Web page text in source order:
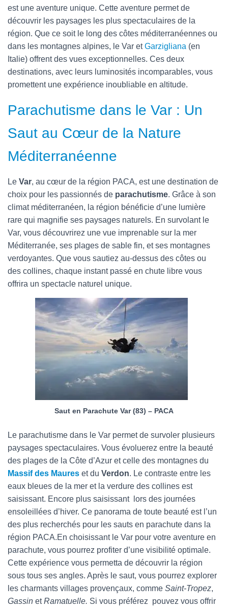
est une aventure unique. Cette aventure permet de
découvrir les paysages les plus spectaculaires de la
région. Que ce soit le long des côtes méditerranéennes ou
dans les montagnes alpines, le Var etGarzigliana (en
Italie) offrent des vues exceptionnelles. Ces deux
destinations, avec leurs luminosités incomparables, vous
promettent une expérience inoubliable en altitude.
Parachutisme dans le Var : Un
Saut au Cœur de la Nature
Méditerranéenne
Le Var, au cœur de la région PACA, est une destination de
choix pour les passionnés de parachutisme. Grâce à son
climat méditerranéen, la région bénéficie d’une lumière
rare qui magnifie ses paysages naturels. En survolant le
Var, vous découvrirez une vue imprenable sur la mer
Méditerranée, ses plages de sable fin, et ses montagnes
verdoyantes. Que vous sautiez au-dessus des côtes ou
des collines, chaque instant passé en chute libre vous
offrira un spectacle naturel unique.
Saut en Parachute Var (83) – PACA
Le parachutisme dans le Var permet de survoler plusieurs
paysages spectaculaires. Vous évoluerez entre la beauté
des plages de la Côte d’Azur et celle des montagnes du
Massif des Maures et du Verdon. Le contraste entre les
eaux bleues de la mer et la verdure des collines est
saisissant. Encore plus saisissant lors des journées
ensoleillées d’hiver. Ce panorama de toute beauté est l’un
des plus recherchés pour les sauts en parachute dans la
région PACA.En choisissant le Var pour votre aventure en
parachute, vous pourrez profiter d’une visibilité optimale.
Cette expérience vous permetta de découvrir la région
sous tous ses angles. Après le saut, vous pourrez explorer
les charmants villages provençaux, comme Saint-Tropez,
Gassin etRamatuelle. Si vous préférez pouvez vous offrir